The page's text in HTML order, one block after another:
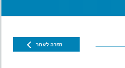
חזרה לאתר